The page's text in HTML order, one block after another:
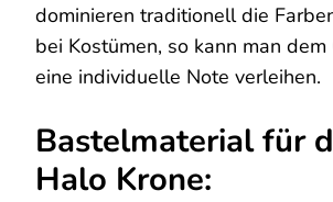
dominieren traditionell die
bei Kostümen, so kann man dem
eine individuelle Note verleihen.
Bastelmaterial für
Halo Krone: